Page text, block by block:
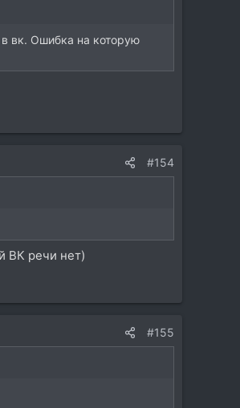
вк. Ошибка на которую
#154
ВК речи нет)
#155